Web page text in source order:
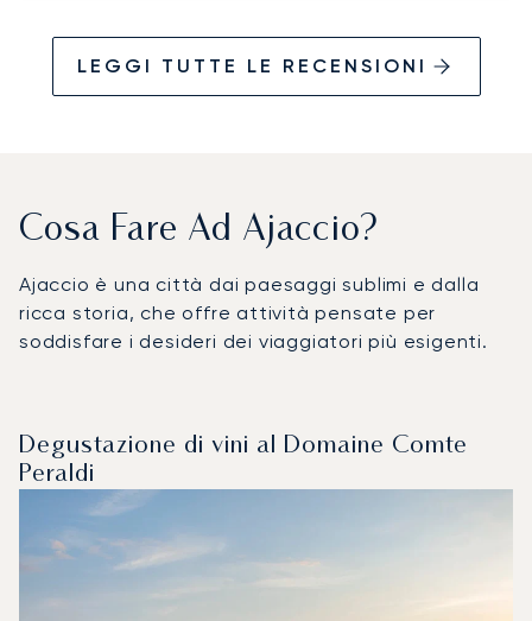
LEGGI TUTTE LE RECENSIONI
Cosa Fare Ad Ajaccio?
Ajaccio è una città dai paesaggi sublimi e dalla
ricca storia, che offre attività pensate per
soddisfare i desideri dei viaggiatori più esigenti.
Degustazione di vini al Domaine Comte
Peraldi